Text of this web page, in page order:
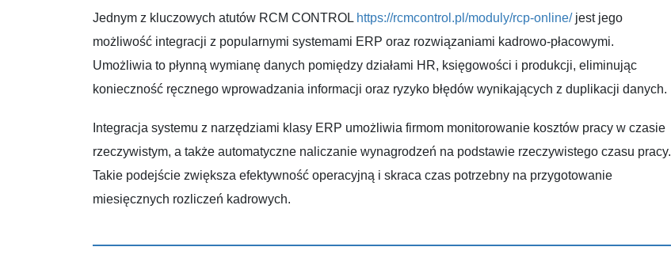
Jednym z kluczowych atutów RCM CONTROL https://rcmcontrol.pl/moduly/rcp-online/jest jego
możliwość integracji z popularnymi systemami ERP oraz rozwiązaniami kadrowo-płacowymi.
Umożliwia to płynną wymianę danych pomiędzy działami HR, księgowości i produkcji, eliminując
konieczność ręcznego wprowadzania informacji oraz ryzyko błędów wynikających z duplikacji danych.
Integracja systemu z narzędziami klasy ERP umożliwia firmom monitorowanie kosztów pracy w czasie
rzeczywistym, a także automatyczne naliczanie wynagrodzeń na podstawie rzeczywistego czasu pracy.
Takie podejście zwiększa efektywność operacyjną i skraca czas potrzebny na przygotowanie
miesięcznych rozliczeń kadrowych.